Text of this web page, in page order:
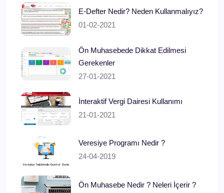
E-Defter Nedir? Neden Kullanmalıyız?
01-02-2021
Ön Muhasebede Dikkat Edilmesi
Gerekenler
27-01-2021
İnteraktif Vergi Dairesi Kullanımı
21-01-2021
Veresiye Programı Nedir ?
24-04-2019
Ön Muhasebe Nedir ? Neleri İçerir ?